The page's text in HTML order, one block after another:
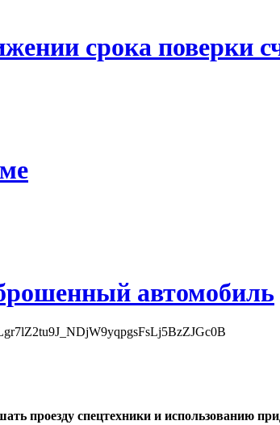
срока поверки
автомобиль
проезду спецтехники и использованию